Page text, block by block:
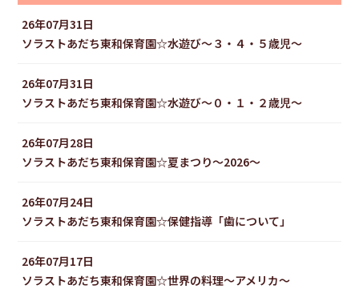
26年07月31日
ソラストあだち東和保育園☆水遊び〜３・４・５歳児〜
26年07月31日
ソラストあだち東和保育園☆水遊び〜０・１・２歳児〜
26年07月28日
ソラストあだち東和保育園☆夏まつり～2026～
26年07月24日
ソラストあだち東和保育園☆保健指導「歯について」
26年07月17日
ソラストあだち東和保育園☆世界の料理〜アメリカ〜